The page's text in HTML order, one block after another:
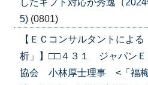
5) (0801)
【ＥＣコンサルタントによ
析」】□□４３１ ジャパンＥ
協会 小林厚士理事 <「福